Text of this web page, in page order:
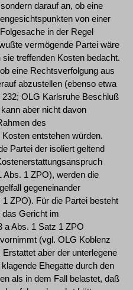
darauf an, ob eine
von einer
in der Regel
vermögende Partei wäre
treffenden Kosten bedacht.
eine Rechtsverfolgung aus
abzustellen (ebenso etwa
OLG Karlsruhe Beschluß
aber nicht davon
des
entstehen würden.
Partei der isoliert geltend
Abs. 1 ZPO), werden die
gegeneinander
ZPO). Für die Partei besteht
Gericht im
a Abs. 1 Satz 1 ZPO
(vgl. OLG Koblenz
aber der unterlegene
Ehegatte durch den
als in dem Fall belastet, daß